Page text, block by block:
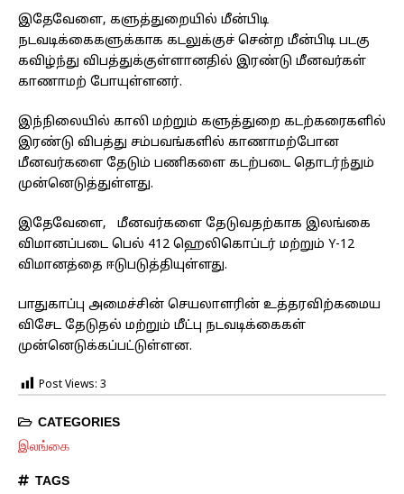
இதேவேளை, களுத்துறையில் மீன்பிடி
நடவடிக்கைகளுக்காக கடலுக்குச் சென்ற மீன்பிடி படகு
கவிழ்ந்து விபத்துக்குள்ளானதில் இரண்டு மீனவர்கள்
காணாமற் போயுள்ளனர்.
இந்நிலையில் காலி மற்றும் களுத்துறை கடற்கரைகளில்
இரண்டு விபத்து சம்பவங்களில் காணாமற்போன
மீனவர்களை தேடும் பணிகளை கடற்படை தொடர்ந்தும்
முன்னெடுத்துள்ளது.
இதேவேளை, மீனவர்களை தேடுவதற்காக இலங்கை
விமானப்படை பெல் 412 ஹெலிகொப்டர் மற்றும் Y-12
விமானத்தை ஈடுபடுத்தியுள்ளது.
பாதுகாப்பு அமைச்சின் செயலாளரின் உத்தரவிற்கமைய
விசேட தேடுதல் மற்றும் மீட்பு நடவடிக்கைகள்
முன்னெடுக்கப்பட்டுள்ளன.
Post Views: 3
CATEGORIES
இலங்கை
TAGS